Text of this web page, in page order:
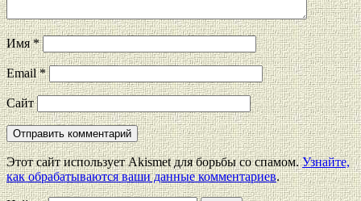
Имя*
Email*
Сайт
Этот сайт использует Akismet для борьбы со спамом.Узнайте,
как обрабатываются ваши данные комментариев.